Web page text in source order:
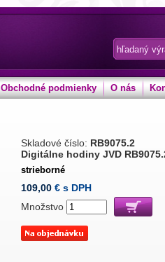
Obchodné podmienky O nás
Skladové číslo: RB9075.2
Digitálne hodiny JVD
strieborné
109,00 € s DPH
Množstvo